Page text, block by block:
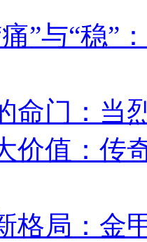
”与“稳”
命门：当
价值：传
格局：金